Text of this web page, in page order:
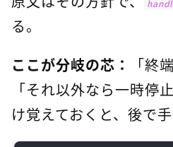
る。
ここが分岐の芯：
「終
「それ以外なら一時停
け覚えておくと、後で